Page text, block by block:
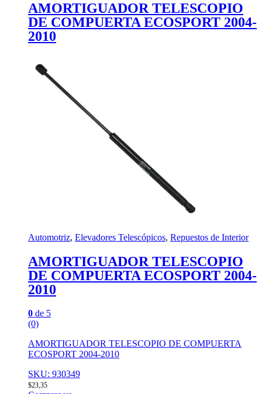
AMORTIGUADOR TELESCOPIO
DE COMPUERTA ECOSPORT 2004-
2010
Automotriz, Elevadores Telescópicos, Repuestos de Interior
AMORTIGUADOR TELESCOPIO
DE COMPUERTA ECOSPORT 2004-
2010
0 de 5
(0)
AMORTIGUADOR TELESCOPIO DE COMPUERTA
ECOSPORT 2004-2010
SKU: 930349
$23,35